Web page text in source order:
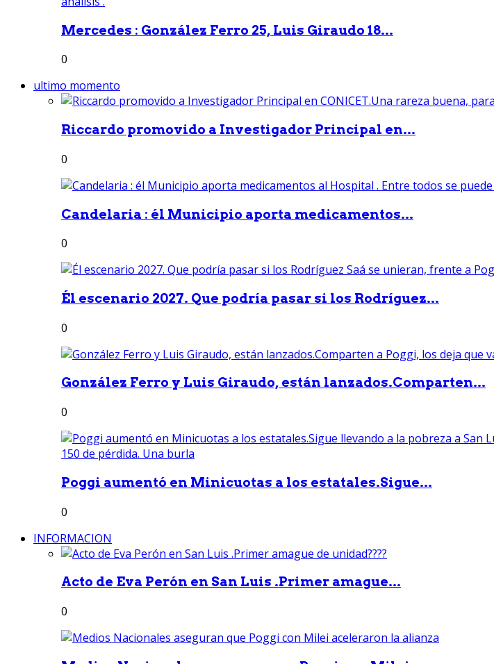
Mercedes : González Ferro 25, Luis Giraudo 18...
0
ultimo momento
Riccardo promovido a Investigador Principal en...
0
Candelaria : él Municipio aporta medicamentos...
0
Él escenario 2027. Que podría pasar si los Rodríguez...
0
González Ferro y Luis Giraudo, están lanzados.Comparten...
0
Poggi aumentó en Minicuotas a los estatales.Sigue...
0
INFORMACION
Acto de Eva Perón en San Luis .Primer amague...
0